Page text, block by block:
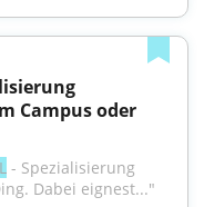
Campus oder
- Spezialisierung
Dabei eignest..."